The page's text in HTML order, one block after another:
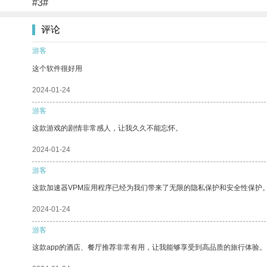
#3#
评论
游客
这个软件很好用
2024-01-24
游客
这款游戏的剧情非常感人，让我久久不能忘怀。
2024-01-24
游客
这款加速器VPM应用程序已经为我们带来了无限的隐私保护和安全性保护
2024-01-24
游客
这款app的酒店、餐厅推荐非常有用，让我能够享受到高品质的旅行体验。